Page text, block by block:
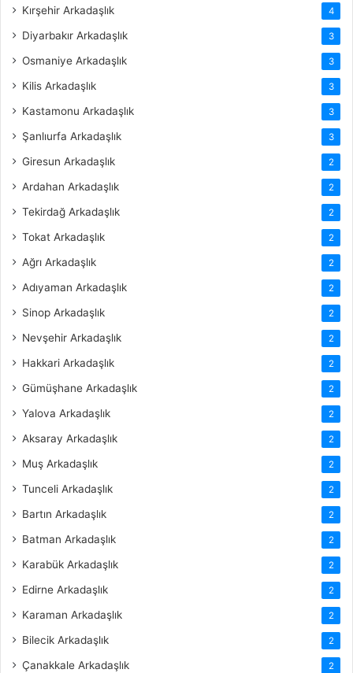
Kırşehir Arkadaşlık 4
Diyarbakır Arkadaşlık 3
Osmaniye Arkadaşlık 3
Kilis Arkadaşlık 3
Kastamonu Arkadaşlık 3
Şanlıurfa Arkadaşlık 3
Giresun Arkadaşlık 2
Ardahan Arkadaşlık 2
Tekirdağ Arkadaşlık 2
Tokat Arkadaşlık 2
Ağrı Arkadaşlık 2
Adıyaman Arkadaşlık 2
Sinop Arkadaşlık 2
Nevşehir Arkadaşlık 2
Hakkari Arkadaşlık 2
Gümüşhane Arkadaşlık 2
Yalova Arkadaşlık 2
Aksaray Arkadaşlık 2
Muş Arkadaşlık 2
Tunceli Arkadaşlık 2
Bartın Arkadaşlık 2
Batman Arkadaşlık 2
Karabük Arkadaşlık 2
Edirne Arkadaşlık 2
Karaman Arkadaşlık 2
Bilecik Arkadaşlık 2
Çanakkale Arkadaşlık 2